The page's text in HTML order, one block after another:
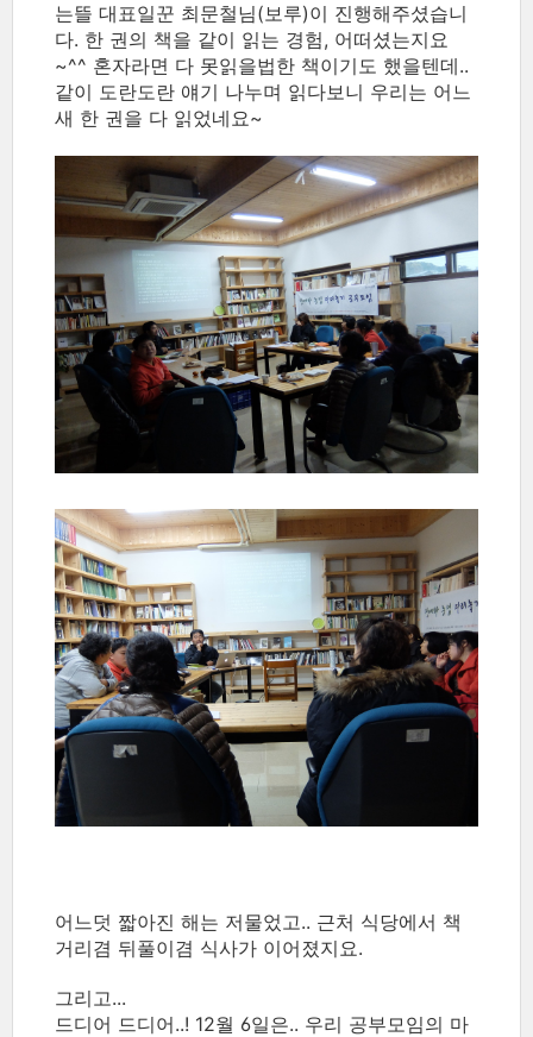
는뜰 대표일꾼 최문철님(보루)이 진행해주셨습니
다. 한 권의 책을 같이 읽는 경험, 어떠셨는지요
~^^ 혼자라면 다 못읽을법한 책이기도 했을텐데..
같이 도란도란 얘기 나누며 읽다보니 우리는 어느
새 한 권을 다 읽었네요~
어느덧 짧아진 해는 저물었고.. 근처 식당에서 책
거리겸 뒤풀이겸 식사가 이어졌지요.
그리고...
드디어 드디어..! 12월 6일은.. 우리 공부모임의 마